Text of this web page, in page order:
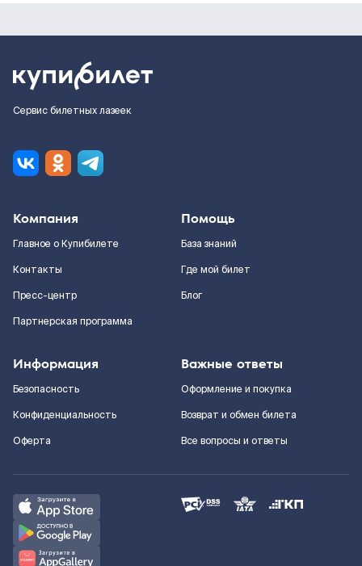
Сервис билетных лазеек
Компания
Главное о Купибилете
Контакты
Пресс-центр
Партнерская программа
Помощь
База знаний
Где мой билет
Блог
Информация
Безопасность
Конфиденциальность
Оферта
Важные ответы
Оформление и покупка
Возврат и обмен билета
Все вопросы и ответы